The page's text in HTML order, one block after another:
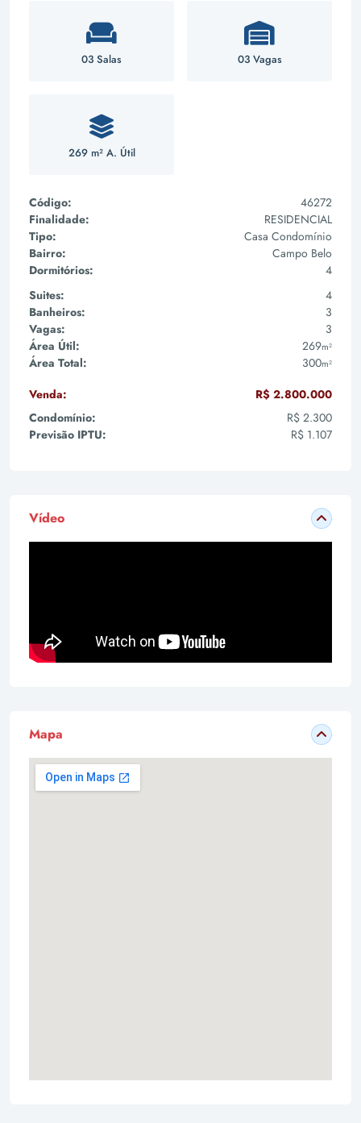
03 Salas 03 Vagas
269 m² A. Útil
Código:
46272
Finalidade:
RESIDENCIAL
Tipo:
Casa Condomínio
Bairro:
Campo Belo
Dormitórios:
4
Suites:
4
Banheiros:
3
Vagas:
3
Área Útil:
269m²
Área Total: 300m²
Venda:
R$ 2.800.000
Condomínio:
R$ 2.300
Previsão IPTU:
R$ 1.107
Vídeo
Mapa